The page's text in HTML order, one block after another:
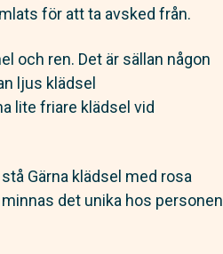
för att ta avsked från.
och ren. Det är sällan någon
ljus klädsel
lite friare klädsel vid
Gärna klädsel med rosa
det unika hos personen